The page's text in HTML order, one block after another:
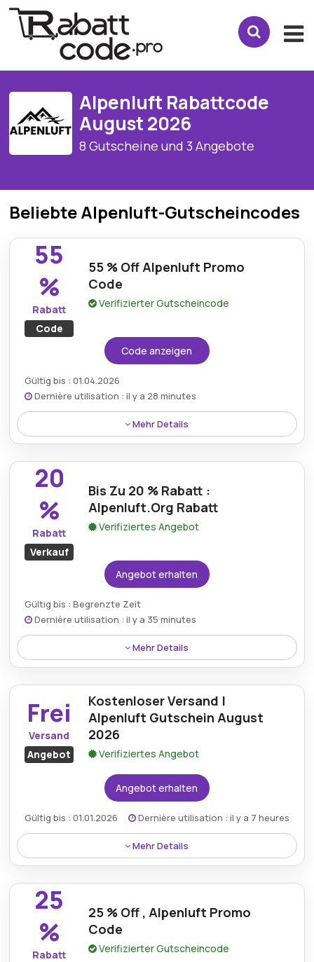
Alpenluft Rabattcode
August 2026
8 Gutscheine und 3 Angebote
Beliebte Alpenluft-Gutscheincodes
55
%
Rabatt
Code
55 % Off Alpenluft Promo
Code
Verifizierter Gutscheincode
Code anzeigen
Gültig bis : 01.04.2026
Dernière utilisation : il y a 28 minutes
Mehr Details
Sichern Sie sich unglaubliche 55 % Rabatt auf alle
Einkäufe mit dem aktuellen Alpenluft-Aktionscode.
20
%
Rabatt
Verkauf
Bis Zu 20 % Rabatt :
Alpenluft.Org Rabatt
Verifiziertes Angebot
Angebot erhalten
Gültig bis : Begrenzte Zeit
Dernière utilisation : il y a 35 minutes
Mehr Details
Sparen Sie bis zu 20 % auf hochwertige
Sicherheitsprodukte mit dem aktuellen
Alpenluft.org-Rabatt.
Frei
Versand
Angebot
Kostenloser Versand |
Alpenluft Gutschein August
2026
Verifiziertes Angebot
Angebot erhalten
Gültig bis : 01.01.2026 Dernière utilisation : il y a 7 heures
Mehr Details
Kostenloser Versand für alle Bestellungen mit dem
exklusiven Alpenluft-Gutschein für August 2026.
25
%
Rabatt
25 % Off , Alpenluft Promo
Code
Verifizierter Gutscheincode